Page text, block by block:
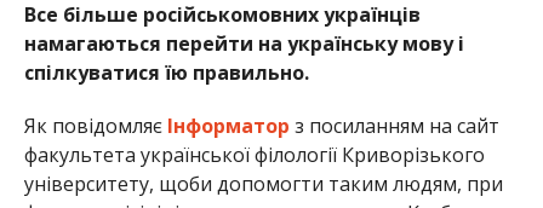
Все більше російськомовних українців
намагаються перейти на українську мову і
спілкуватися їю правильно.
Як повідомляєІнформатор з посиланням на сайт
факультета української філології Криворізького
університету, щоби допомогти таким людям, при